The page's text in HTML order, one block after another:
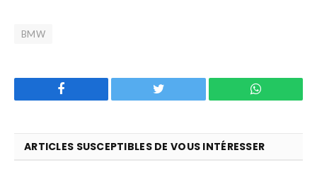
BMW
Twitter WhatsApp
ARTICLES SUSCEPTIBLES DE VOUS INTÉRESSER